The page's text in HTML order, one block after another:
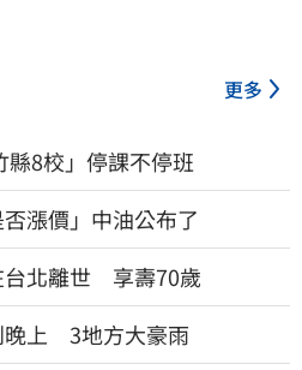
更多
縣8校」停課不停班
漲價」中油公布了
台北離世 享壽70歲
晚上 3地方大豪雨